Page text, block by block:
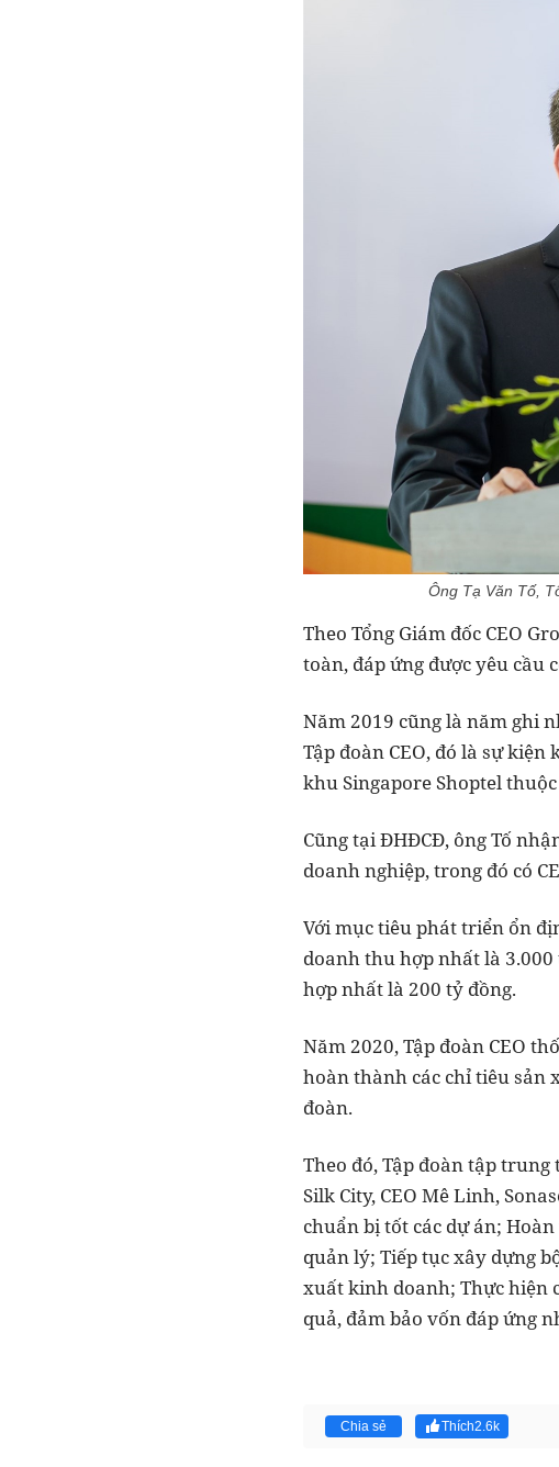
Ông Tạ Văn Tố,
Theo Tổng Giám đốc CEO
toàn, đáp ứng được yêu cầu
Năm 2019 cũng là năm ghi
Tập đoàn CEO, đó là sự
khu Singapore Shoptel
Cũng tại ĐHĐCĐ, ông Tố
doanh nghiệp, trong đó có
Với mục tiêu phát triển ổn
doanh thu hợp nhất là
hợp nhất là 200 tỷ đồng.
Năm 2020, Tập đoàn CEO
hoàn thành các chỉ tiêu sản
đoàn.
Theo đó, Tập đoàn tập
Silk City, CEO Mê Linh,
chuẩn bị tốt các dự án;
quản lý; Tiếp tục xây dựng
xuất kinh doanh; Thực hiện
quả, đảm bảo vốn đáp ứng
Chia sẻ Thích2.6k